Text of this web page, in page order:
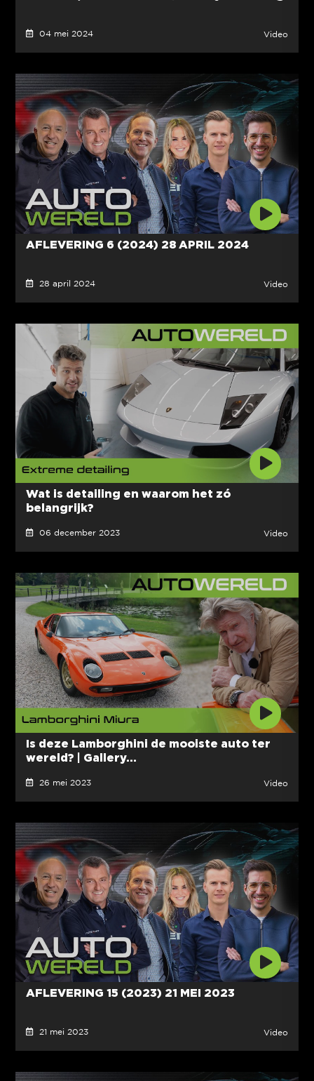
04 mei 2024 Video
AFLEVERING 6 (2024) 28 APRIL 2024
28 april 2024 Video
Wat is detailing en waarom het zó
belangrijk?
06 december 2023 Video
Is deze Lamborghini de mooiste auto ter
wereld? | Gallery...
26 mei 2023 Video
AFLEVERING 15 (2023) 21 MEI 2023
21 mei 2023 Video